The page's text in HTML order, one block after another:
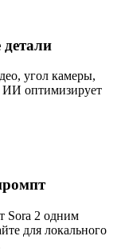
угол камеры,
ИИ оптимизирует
Sora 2 одним
для локального